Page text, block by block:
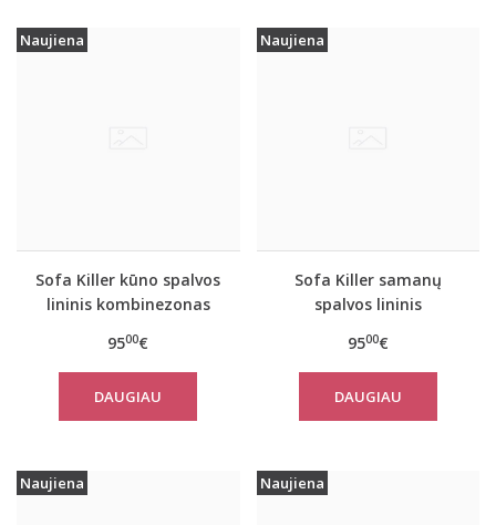
Naujiena
Sofa Killer kūno spalvos
lininis kombinezonas
9500€
DAUGIAU
Naujiena
Sofa Killer samanų
spalvos lininis
9500€
DAUGIAU
Naujiena Naujiena